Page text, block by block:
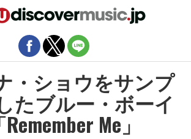
・ショウをサンプ
たブルー・ボーイ
Me」
バイルバージョンを終了